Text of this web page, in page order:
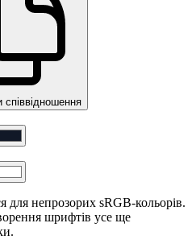
співвідношення
для непрозорих sRGB-кольорів.
шрифтів усе ще